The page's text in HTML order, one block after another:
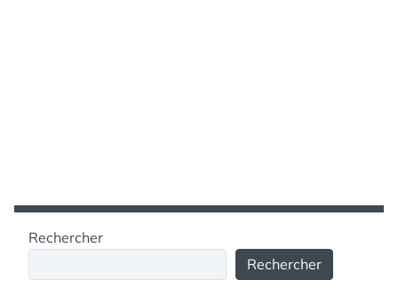
Rechercher
Rechercher